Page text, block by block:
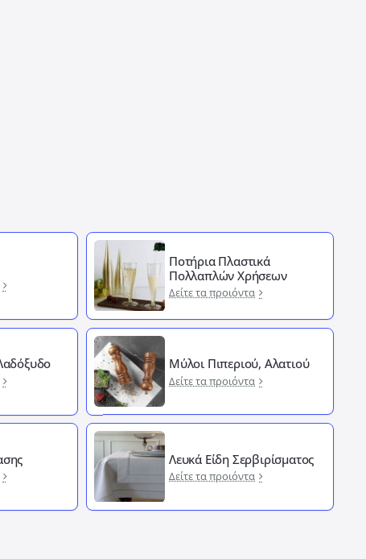
Ποτήρια Πλαστικά
Πολλαπλών Χρήσεων
Δείτε τα προιόντα
Μύλοι Πιπεριού, Αλατιού
Δείτε τα προιόντα
Λευκά Είδη Σερβιρίσματος
Δείτε τα προιόντα